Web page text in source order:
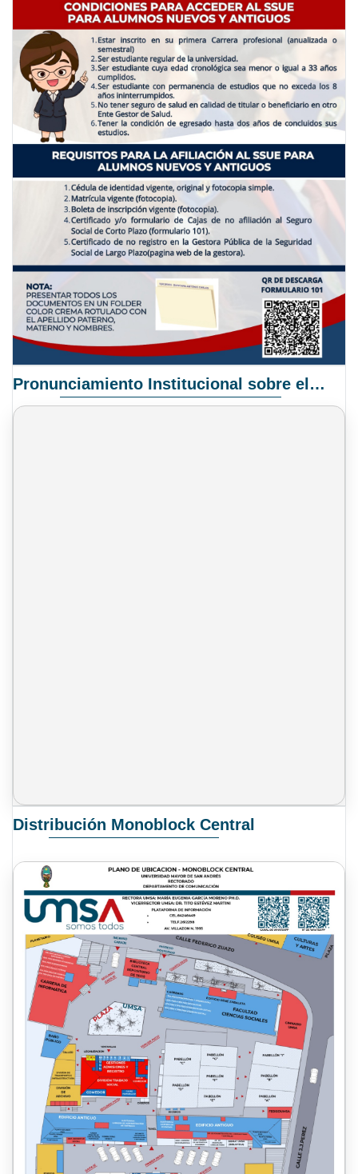
Pronunciamiento Institucional sobre el Proyecto de Ley N° 068/2025-2026 C.S.
Distribución Monoblock Central